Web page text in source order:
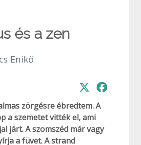
és a zen
Enikő
zörgésre ébredtem. A
a szemetet vitték el, ami
járt. A szomszéd már vagy
a füvet. A strand